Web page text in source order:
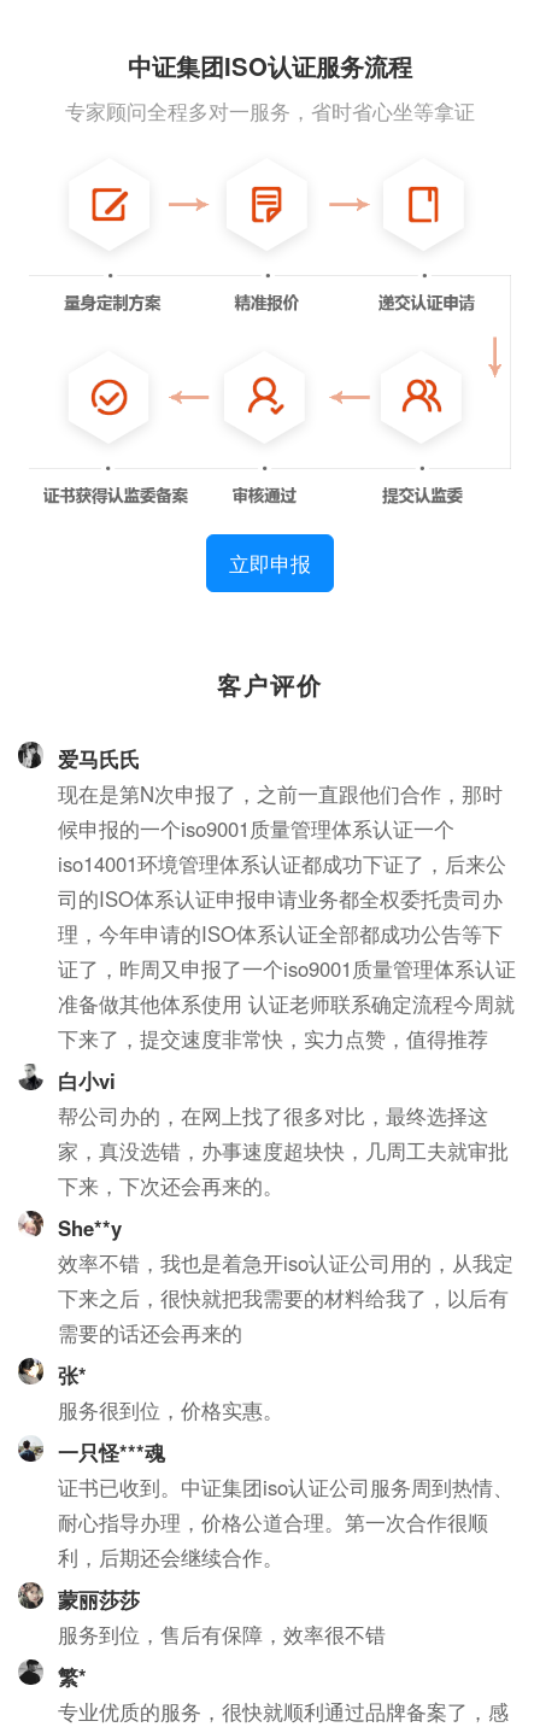
中证集团ISO认证服务流程
专家顾问全程多对一服务，省时省心坐等拿证
立即申报
客户评价
爱马氏氏
现在是第N次申报了，之前一直跟他们合作，那时
候申报的一个iso9001质量管理体系认证一个
iso14001环境管理体系认证都成功下证了，后来公
司的ISO体系认证申报申请业务都全权委托贵司办
理，今年申请的ISO体系认证全部都成功公告等下
证了，昨周又申报了一个iso9001质量管理体系认证
准备做其他体系使用 认证老师联系确定流程今周就
下来了，提交速度非常快，实力点赞，值得推荐
白小vi
帮公司办的，在网上找了很多对比，最终选择这
家，真没选错，办事速度超块快，几周工夫就审批
下来，下次还会再来的。
She**y
效率不错，我也是着急开iso认证公司用的，从我定
下来之后，很快就把我需要的材料给我了，以后有
需要的话还会再来的
张*
服务很到位，价格实惠。
一只怪***魂
证书已收到。中证集团iso认证公司服务周到热情、
耐心指导办理，价格公道合理。第一次合作很顺
利，后期还会继续合作。
蒙丽莎莎
服务到位，售后有保障，效率很不错
繁*
专业优质的服务，很快就顺利通过品牌备案了，感